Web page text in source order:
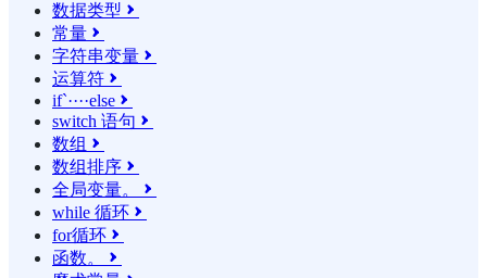
数据类型 
常量 
字符串变量 
运算符 
if`····else 
switch 语句 
数组 
数组排序 
全局变量。 
while 循环 
for循环 
函数。 